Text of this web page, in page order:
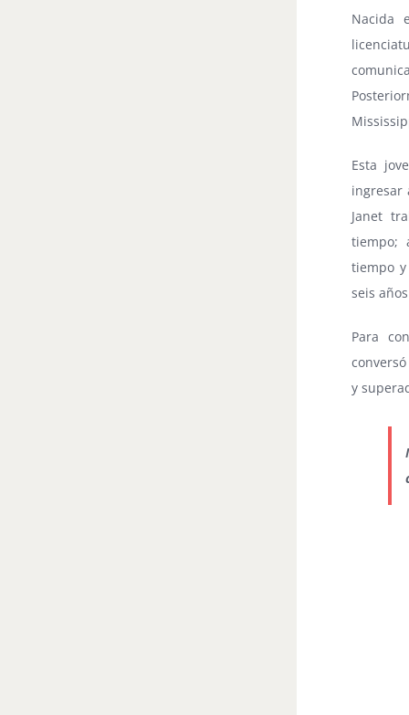
Nacida
Esta
ingresar
Janet
tiempo;
tiempo
seis
Para
y